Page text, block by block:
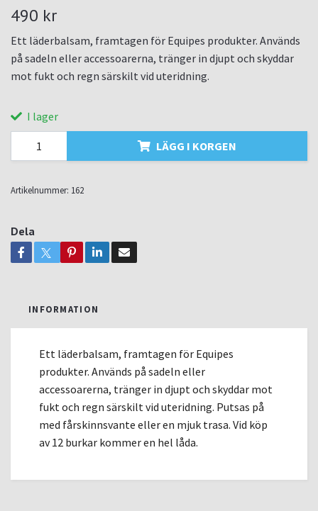
490 kr
Ett läderbalsam, framtagen för Equipes produkter. Används
på sadeln eller accessoarerna, tränger in djupt och skyddar
mot fukt och regn särskilt vid uteridning.
I lager
LÄGG I KORGEN
Artikelnummer: 162
Dela
INFORMATION
Ett läderbalsam, framtagen för Equipes
produkter. Används på sadeln eller
accessoarerna, tränger in djupt och skyddar mot
fukt och regn särskilt vid uteridning. Putsas på
med fårskinnsvante eller en mjuk trasa. Vid köp
av 12 burkar kommer en hel låda.